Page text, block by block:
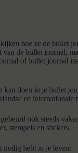
hoe ze de bullet
de bullet journal,
of bullet journal
kan doen in je bullet
en
ook steeds
stempels en stickers.
nodig hebt in je leven: